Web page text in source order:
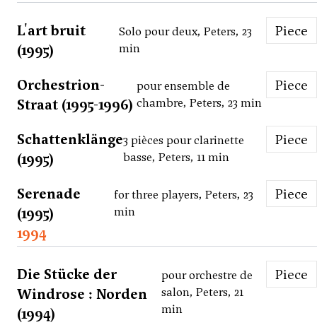
L'art bruit
(1995)
Solo pour deux, Peters, 23
min
Piece
Orchestrion-
Straat (1995-1996)
pour ensemble de
chambre, Peters, 23 min
Piece
Schattenklänge
(1995)
3 pièces pour clarinette
basse, Peters, 11 min
Piece
Serenade
(1995)
for three players, Peters, 23
min
Piece
1994
Die Stücke der
Windrose : Norden
(1994)
pour orchestre de
salon, Peters, 21
min
Piece